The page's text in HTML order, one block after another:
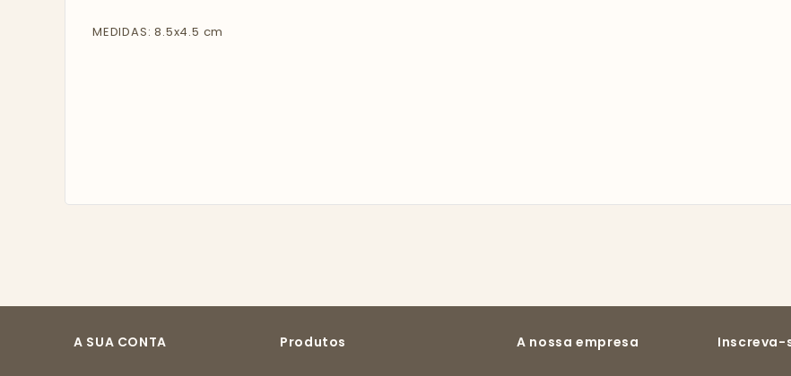
MEDIDAS: 8.5x4.5 cm
A SUA CONTA Produtos A nossa empresa